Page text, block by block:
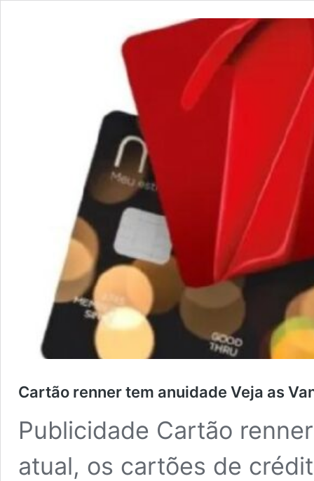
Cartão renner tem anuidade Veja as
Publicidade Cartão
atual, os cartões de